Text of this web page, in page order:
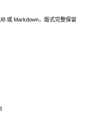
或 Markdown，版式完整保留